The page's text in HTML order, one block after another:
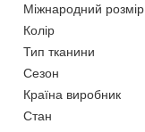
Міжнародний розмір
Колір
Тип тканини
Сезон
Країна виробник
Стан